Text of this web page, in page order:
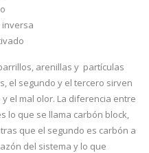
inversa
arenillas y partículas
el segundo y el tercero sirven
el mal olor. La diferencia entre
lo que se llama carbón block,
que el segundo es carbón a
del sistema y lo que